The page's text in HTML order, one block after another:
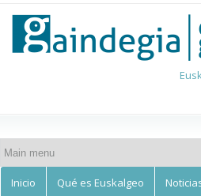
main
content
Euskalgeo
Inicio Qué es Euskalgeo